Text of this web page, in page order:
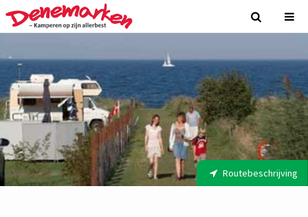
Routebeschrijving